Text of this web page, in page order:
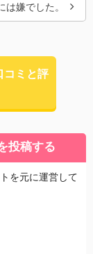
は嫌でした。
コミと評
投稿する
を元に運営して